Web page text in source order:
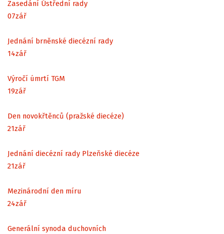
Zasedání Ústřední rady
07zář
Jednání brněnské diecézní rady
14zář
Výročí úmrtí TGM
19zář
Den novokřtěnců (pražské diecéze)
21zář
Jednání diecézní rady Plzeňské diecéze
21zář
Mezinárodní den míru
24zář
Generální synoda duchovních